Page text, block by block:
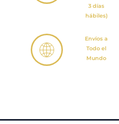
3 días
hábiles)
Envíos a
Todo el
Mundo